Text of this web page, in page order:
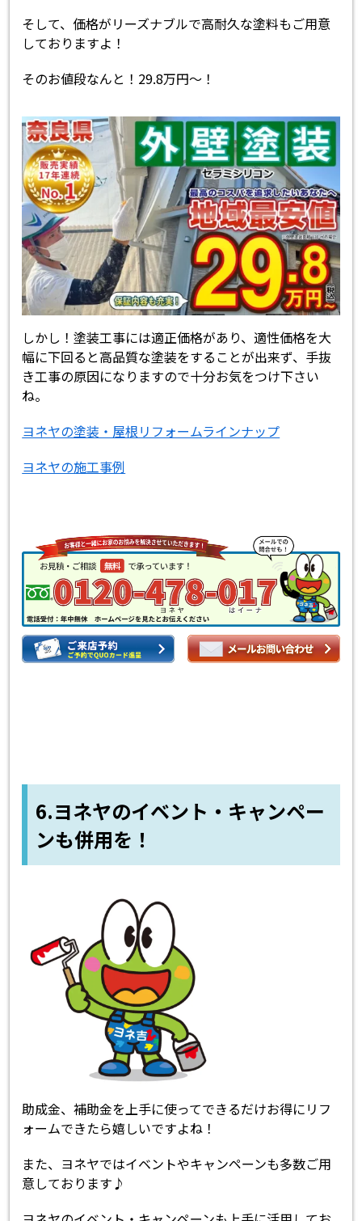
そして、価格がリーズナブルで高耐久な塗料もご用意
しておりますよ！
そのお値段なんと！29.8万円～！
しかし！塗装工事には適正価格があり、適性価格を大
幅に下回ると高品質な塗装をすることが出来ず、手抜
き工事の原因になりますので十分お気をつけ下さい
ね。
ヨネヤの塗装・屋根リフォームラインナップ
ヨネヤの施工事例
6.ヨネヤのイベント・キャンペー
ンも併用を！
助成金、補助金を上手に使ってできるだけお得にリフ
ォームできたら嬉しいですよね！
また、ヨネヤではイベントやキャンペーンも多数ご用
意しております♪